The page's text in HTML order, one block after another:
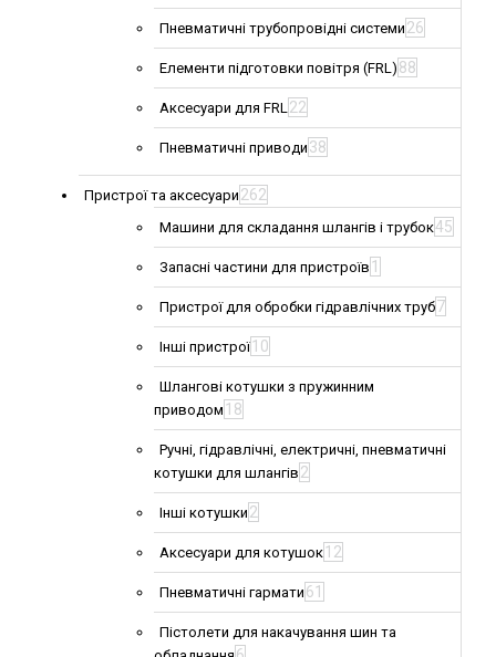
Пневматичні трубопровідні системи 26
Елементи підготовки повітря (FRL) 88
Аксесуари для FRL22
Пневматичні приводи 38
Пристрої та аксесуари 262
Машини для складання шлангів і трубок45
Запасні частини для пристроїв 1
Пристрої для обробки гідравлічних труб7
Інші пристрої 10
Шлангові котушки з пружинним
приводом 18
Ручні, гідравлічні, електричні, пневматичні
котушки для шлангів 2
Інші котушки 2
Аксесуари для котушок 12
Пневматичні гармати 61
Пістолети для накачування шин та